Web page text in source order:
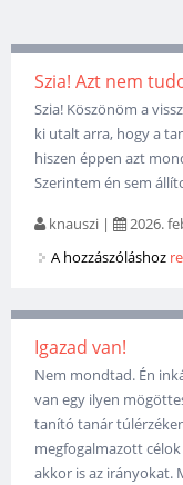
Szia! Azt nem
Szia! Köszönöm a
ki utalt arra, hogy a
hiszen éppen azt
Szerintem én sem
knauszi | 2026.
A hozzászóláshoz
Igazad van!
Nem mondtad. Én
van egy ilyen
tanító tanár
megfogalmazott
akkor is az irányokat.